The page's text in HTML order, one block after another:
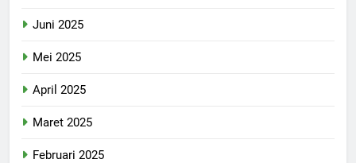
Juni 2025
Mei 2025
April 2025
Maret 2025
Februari 2025